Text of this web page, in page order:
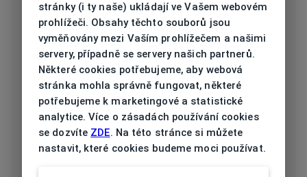
Kód NI6066 001 56/17
Značka NIKE
Druh obruby Dioptrické
Určení Pánská
stránky (i ty naše) ukládají ve Vašem webovém
prohlížeči. Obsahy těchto souborů jsou
vyměňovány mezi Vaším prohlížečem a našimi
servery, případně se servery našich partnerů.
Některé cookies potřebujeme, aby webová
stránka mohla správně fungovat, některé
potřebujeme k marketingové a statistické
analytice. Více o zásadách používání cookies
se dozvíte ZDE. Na této stránce si můžete
nastavit, které cookies budeme moci používat.